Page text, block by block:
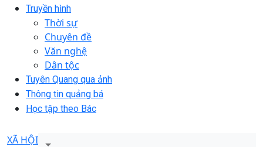
Truyền hình
Thời sự
Chuyên đề
Văn nghệ
Dân tộc
Tuyên Quang qua ảnh
Thông tin quảng bá
Học tập theo Bác
XÃ HỘI